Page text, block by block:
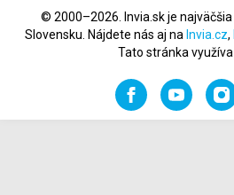
© 2000–2026. Invia.sk je
Slovensku. Nájdete nás aj na Invia.cz,
Tato stránka využíva
FacebookYouTube